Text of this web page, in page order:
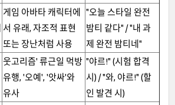
게임 아바타 캐릭터에
서 유래, 자조적 표현
또는 장난처럼 사용
"오늘 스타일 완전
밤티 같다" / "내 과
제 완전 밤티네"
웃고리즘' 류근일 먹방
유행, '오예', '앗싸'와
유사
"야르!" (시험 합격
시) / "와, 야르!" (할
인 발견 시)